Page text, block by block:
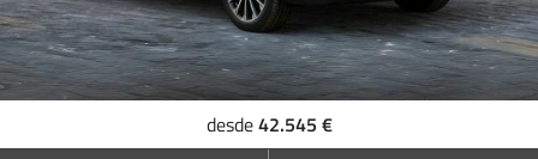
desde42.545 €